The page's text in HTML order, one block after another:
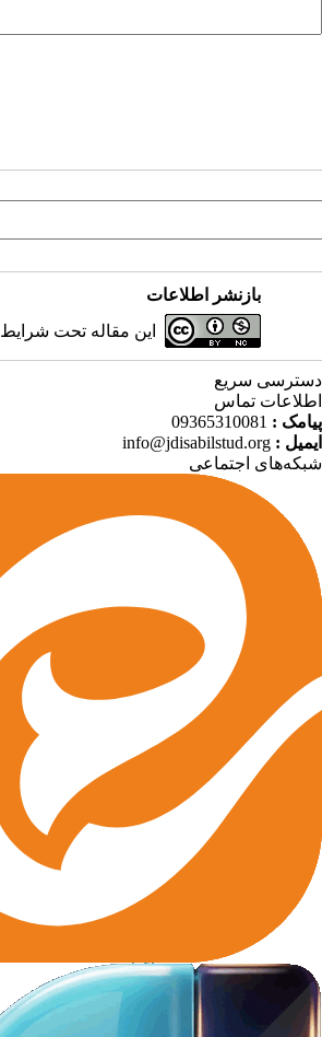
بازنشر اطلاعات
این مقاله تحت شرایط
دسترسی سریع
اطلاعات تماس
پیامک : 09365310081
ایمیل : info@jdisabilstud.org
شبکه‌های اجتماعی